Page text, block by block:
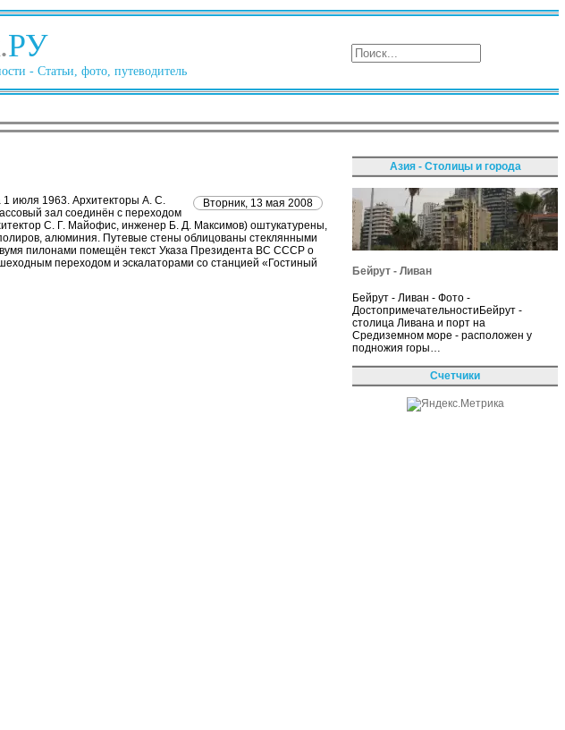
РУ
- Статьи, фото, путеводитель
Вторник, 13 мая 2008
1 июля 1963. Архитекторы А. С.
зал соединён с переходом
С. Г. Майофис, инженер Б. Д. Максимов) оштукатурены,
алюминия. Путевые стены облицованы стеклянными
пилонами помещён текст Указа Президента ВС СССР о
переходом и эскалаторами со станцией «Гостиный
Азия - Столицы и города
Бейрут - Ливан
Бейрут - Ливан - Фото -
ДостопримечательностиБейрут -
столица Ливана и порт на
Средиземном море - расположен у
подножия горы…
Счетчики